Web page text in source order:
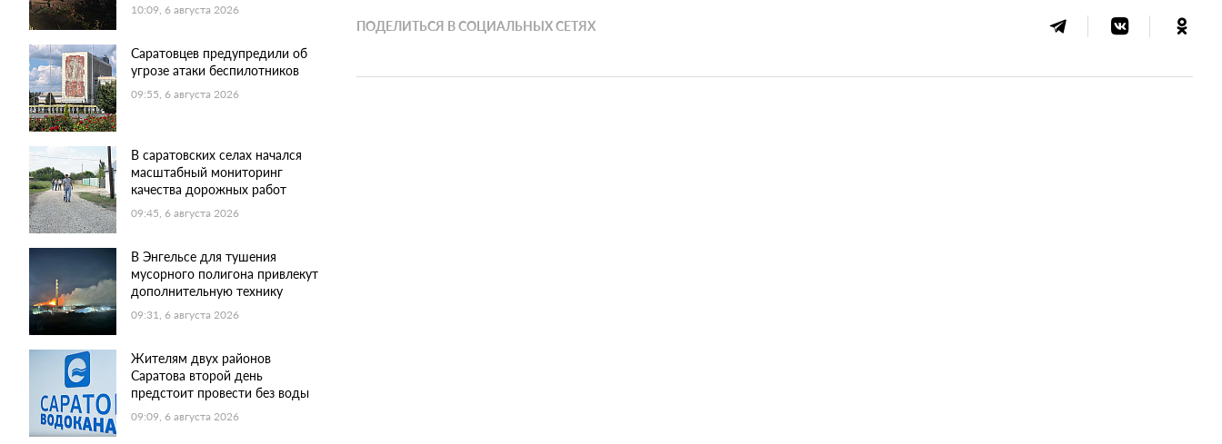
10:09, 6 августа 2026
Саратовцев предупредили об
угрозе атаки беспилотников
09:55, 6 августа 2026
В саратовских селах начался
масштабный мониторинг
качества дорожных работ
09:45, 6 августа 2026
В Энгельсе для тушения
мусорного полигона привлекут
дополнительную технику
09:31, 6 августа 2026
Жителям двух районов
Саратова второй день
предстоит провести без воды
09:09, 6 августа 2026
ПОДЕЛИТЬСЯ В СОЦИАЛЬНЫХ СЕТЯХ